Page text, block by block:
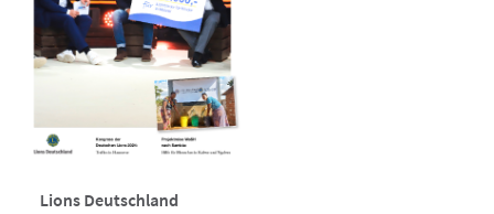
Lions Deutschland